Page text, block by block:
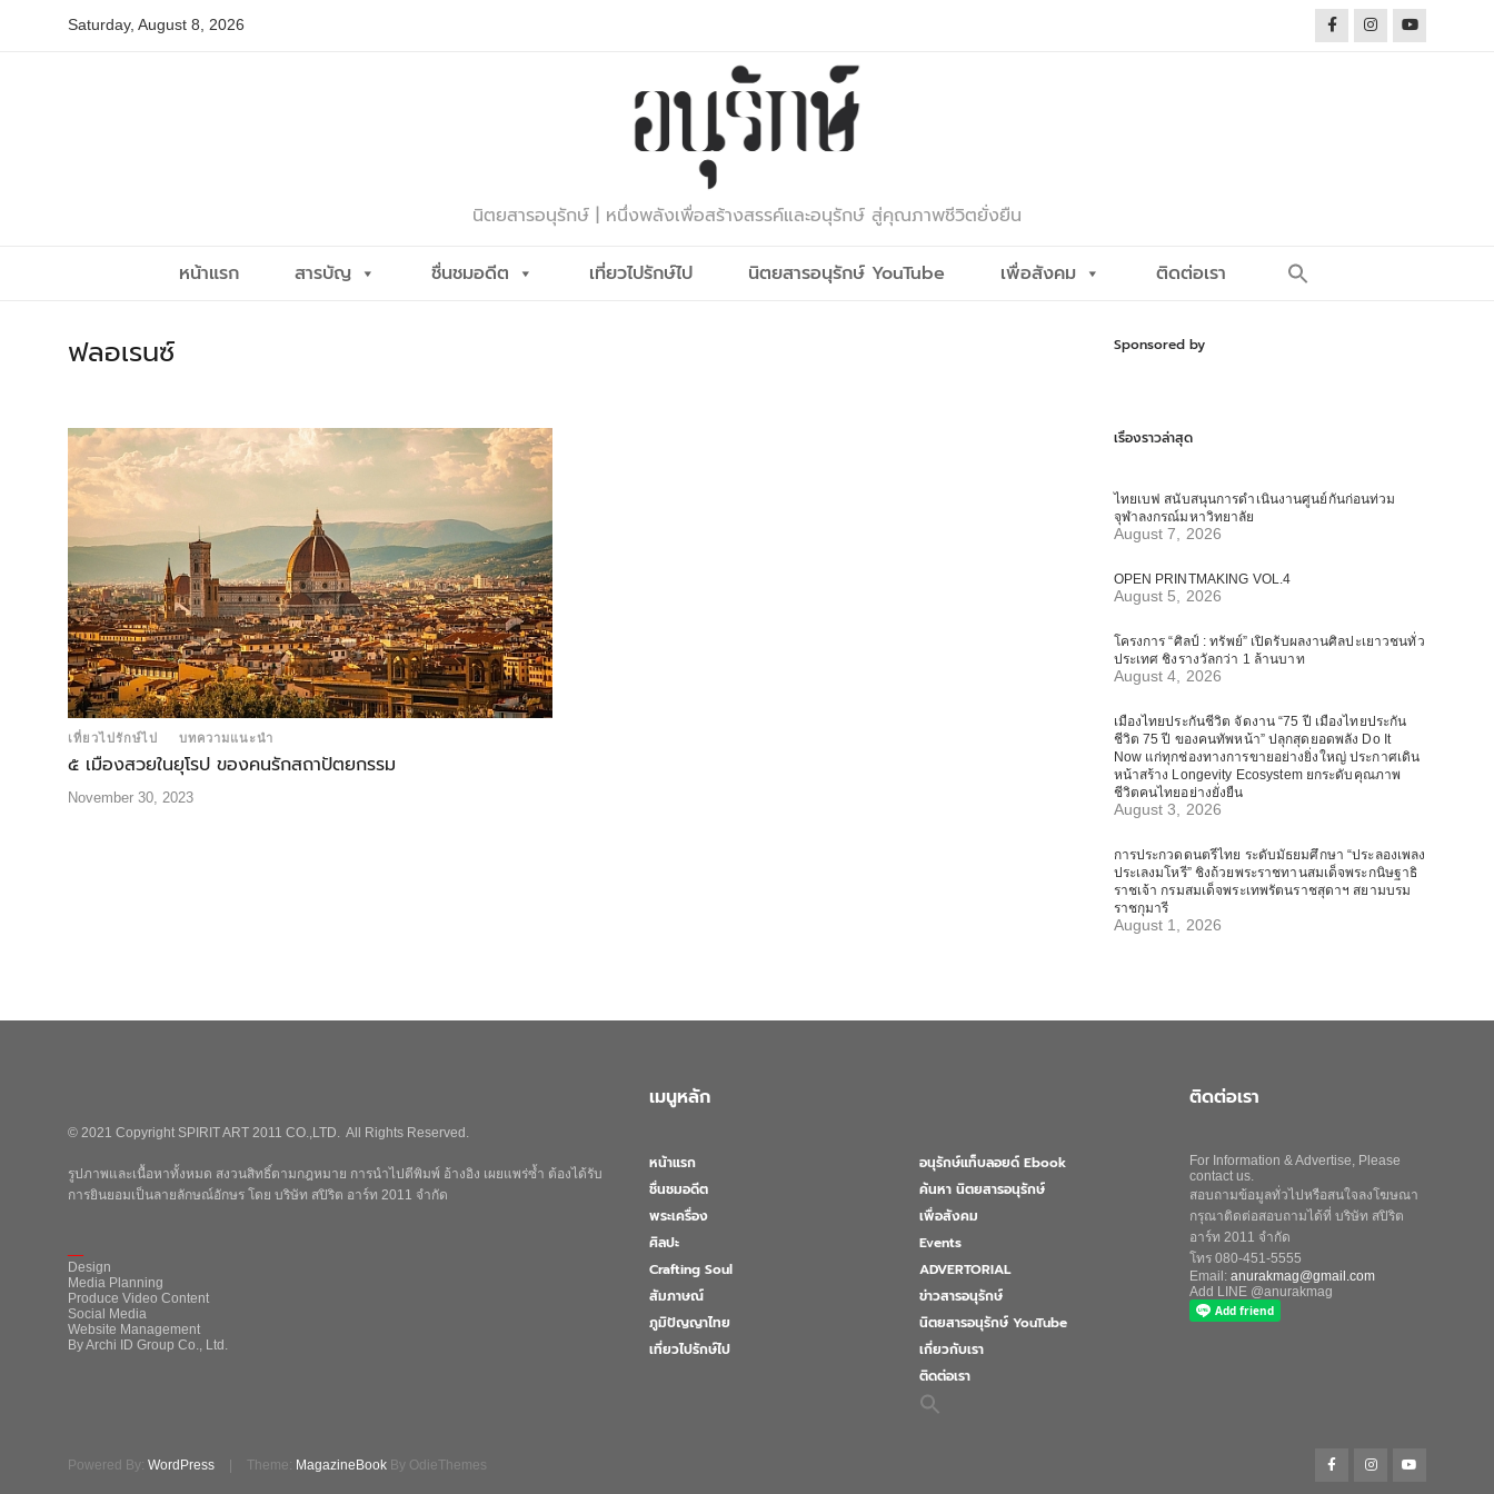
Saturday, August 8, 2026
นิตยสารอนุรักษ์ | หนึ่งพลังเพื่อสร้างสรรค์และอนุรักษ์ สู่คุณภาพชีวิตยั่งยืน
หน้าแรก สารบัญ ชื่นชมอดีต เที่ยวไปรักษ์ไป นิตยสารอนุรักษ์ YouTube เพื่อสังคม ติดต่อเรา
ฟลอเรนซ์
เที่ยวไปรักษ์ไป บทความแนะนำ
๕ เมืองสวยในยุโรป ของคนรักสถาปัตยกรรม
November 30, 2023
Sponsored by
เรื่องราวล่าสุด
ไทยเบฟ สนับสนุนการดำเนินงานศูนย์กันก่อนท่วม
จุฬาลงกรณ์มหาวิทยาลัย
August 7, 2026
OPEN PRINTMAKING VOL.4
August 5, 2026
โครงการ “ศิลป์ : ทรัพย์” เปิดรับผลงานศิลปะเยาวชนทั่ว
ประเทศ ชิงรางวัลกว่า 1 ล้านบาท
August 4, 2026
เมืองไทยประกันชีวิต จัดงาน “75 ปี เมืองไทยประกัน
ชีวิต 75 ปี ของคนทัพหน้า” ปลุกสุดยอดพลัง Do It
Now แก่ทุกช่องทางการขายอย่างยิ่งใหญ่ ประกาศเดิน
หน้าสร้าง Longevity Ecosystem ยกระดับคุณภาพ
ชีวิตคนไทยอย่างยั่งยืน
August 3, 2026
การประกวดดนตรีไทย ระดับมัธยมศึกษา “ประลองเพลง
ประเลงมโหรี” ชิงถ้วยพระราชทานสมเด็จพระกนิษฐาธิ
ราชเจ้า กรมสมเด็จพระเทพรัตนราชสุดาฯ สยามบรม
ราชกุมารี
August 1, 2026
© 2021 Copyright SPIRIT ART 2011 CO.,LTD. All Rights Reserved.
รูปภาพและเนื้อหาทั้งหมด สงวนสิทธิ์ตามกฎหมาย การนำไปตีพิมพ์ อ้างอิง เผยแพร่ซ้ำ ต้องได้รับ
การยินยอมเป็นลายลักษณ์อักษร โดย บริษัท สปิริต อาร์ท 2011 จำกัด
Design
Media Planning
Produce Video Content
Social Media
Website Management
By Archi ID Group Co., Ltd.
เมนูหลัก
หน้าแรก
ชื่นชมอดีต
พระเครื่อง
ศิลปะ
Crafting Soul
สัมภาษณ์
ภูมิปัญญาไทย
เที่ยวไปรักษ์ไป
อนุรักษ์แท็บลอยด์ Ebook
ค้นหา นิตยสารอนุรักษ์
เพื่อสังคม
Events
ADVERTORIAL
ข่าวสารอนุรักษ์
นิตยสารอนุรักษ์ YouTube
เกี่ยวกับเรา
ติดต่อเรา
ติดต่อเรา
For Information & Advertise, Please
contact us.
สอบถามข้อมูลทั่วไปหรือสนใจลงโฆษณา
กรุณาติดต่อสอบถามได้ที่ บริษัท สปิริต
อาร์ท 2011 จำกัด
โทร 080-451-5555
Email: anurakmag@gmail.com
Add LINE @anurakmag
Powered By: WordPress Theme: MagazineBook By OdieThemes